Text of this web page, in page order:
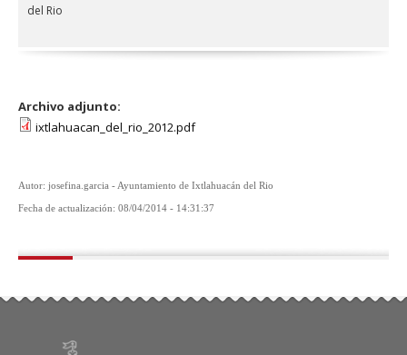
del Rio
Archivo adjunto:
ixtlahuacan_del_rio_2012.pdf
Autor: josefina.garcia - Ayuntamiento de Ixtlahuacán del Rio
Fecha de actualización: 08/04/2014 - 14:31:37